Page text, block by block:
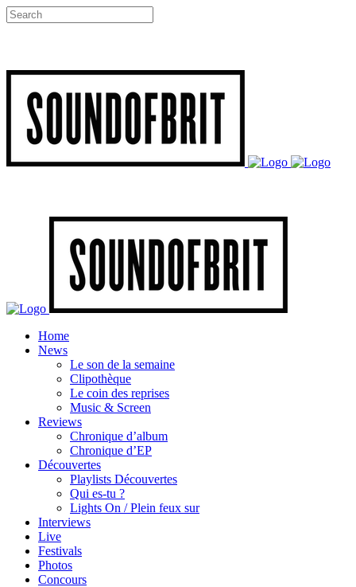
Home
News
Le son de la semaine
Clipothèque
Le coin des reprises
Music & Screen
Reviews
Chronique d’album
Chronique d’EP
Découvertes
Playlists Découvertes
Qui es-tu ?
Lights On / Plein feux sur
Interviews
Live
Festivals
Photos
Concours